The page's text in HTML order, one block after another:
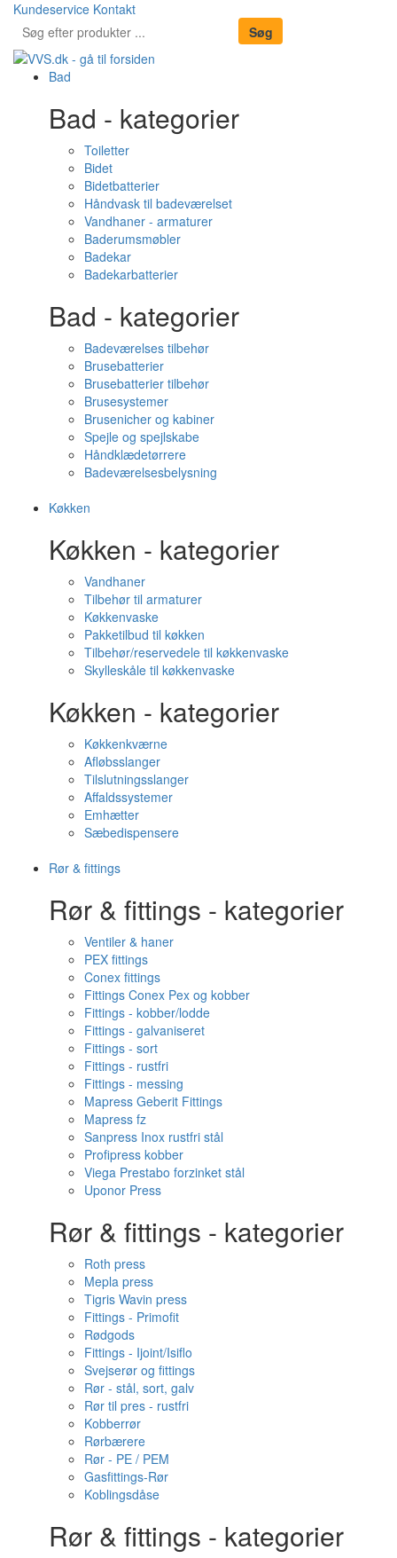
Kundeservice Kontakt
Bad
Bad - kategorier
Toiletter
Bidet
Bidetbatterier
Håndvask til badeværelset
Vandhaner - armaturer
Baderumsmøbler
Badekar
Badekarbatterier
Bad - kategorier
Badeværelses tilbehør
Brusebatterier
Brusebatterier tilbehør
Brusesystemer
Brusenicher og kabiner
Spejle og spejlskabe
Håndklædetørrere
Badeværelsesbelysning
Køkken
Køkken - kategorier
Vandhaner
Tilbehør til armaturer
Køkkenvaske
Pakketilbud til køkken
Tilbehør/reservedele til køkkenvaske
Skylleskåle til køkkenvaske
Køkken - kategorier
Køkkenkværne
Afløbsslanger
Tilslutningsslanger
Affaldssystemer
Emhætter
Sæbedispensere
Rør & fittings
Rør & fittings - kategorier
Ventiler & haner
PEX fittings
Conex fittings
Fittings Conex Pex og kobber
Fittings - kobber/lodde
Fittings - galvaniseret
Fittings - sort
Fittings - rustfri
Fittings - messing
Mapress Geberit Fittings
Mapress fz
Sanpress Inox rustfri stål
Profipress kobber
Viega Prestabo forzinket stål
Uponor Press
Rør & fittings - kategorier
Roth press
Mepla press
Tigris Wavin press
Fittings - Primofit
Rødgods
Fittings - Ijoint/Isiflo
Svejserør og fittings
Rør - stål, sort, galv
Rør til pres - rustfri
Kobberrør
Rørbærere
Rør - PE / PEM
Gasfittings-Rør
Koblingsdåse
Rør & fittings - kategorier